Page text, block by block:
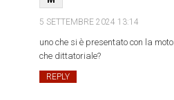
5 SETTEMBRE 2024 13:14
uno che si è presentato con la
che dittatoriale?
REPLY